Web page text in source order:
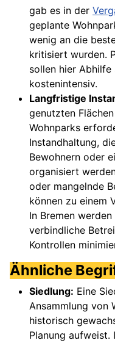
gab es in der
geplante
wenig an die
kritisiert wurden.
sollen hier
kostenintensiv.
Langfristige
genutzten
Wohnparks
Instandhaltung,
Bewohnern oder
organisiert
oder mangelnde
können zu einem
In Bremen
verbindliche
Kontrollen
Ähnliche
Siedlung: Eine
Ansammlung von
historisch
Planung aufweist.